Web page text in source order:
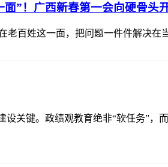
”！广西新春第一会向硬骨头
百姓这一面，把问题一件件解决
关键。政绩观教育绝非“软任务”